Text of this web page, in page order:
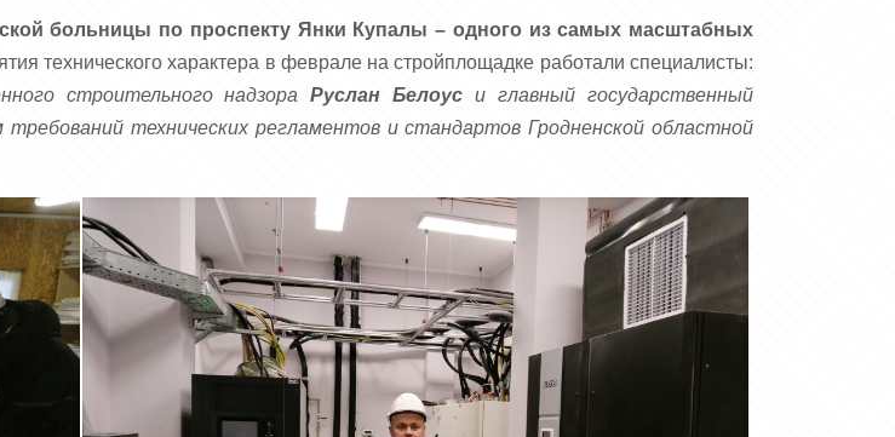
больницы по проспекту Янки Купалы – одного из самых масштабных
технического характера в феврале на стройплощадке работали специалисты:
строительного надзораРуслан Белоус и главный государственный
технических регламентов и стандартов Гродненской областной